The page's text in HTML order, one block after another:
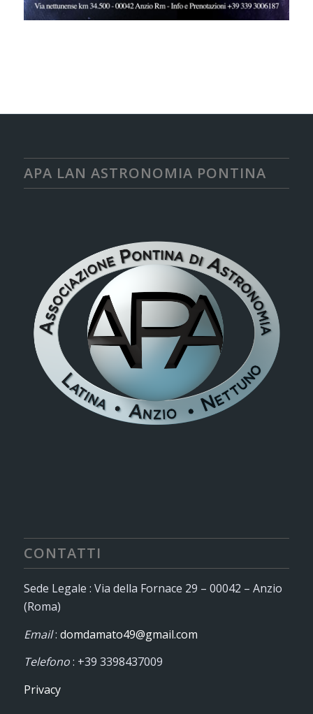
APA LAN ASTRONOMIA PONTINA
CONTATTI
Sede Legale : Via della Fornace 29 – 00042 – Anzio
(Roma)
Email: domdamato49@gmail.com
Telefono: +39 3398437009
Privacy